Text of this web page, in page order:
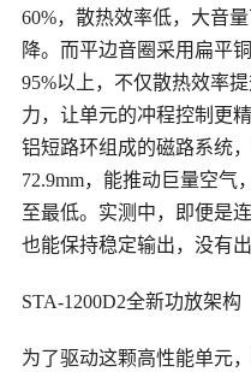
60%，散热效率低，大音
降。而平边音圈采用扁平
95%以上，不仅散热效率
力，让单元的冲程控制更
铝短路环组成的磁路系统
72.9mm，能推动巨量空气
至最低。实测中，即便是
也能保持稳定输出，没有
STA-1200D2全新功放架构
为了驱动这颗高性能单元，